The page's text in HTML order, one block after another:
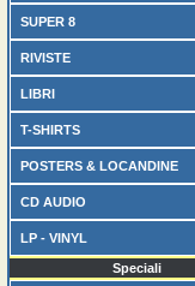
SUPER 8
RIVISTE
LIBRI
T-SHIRTS
POSTERS & LOCANDINE
CD AUDIO
LP - VINYL
Speciali